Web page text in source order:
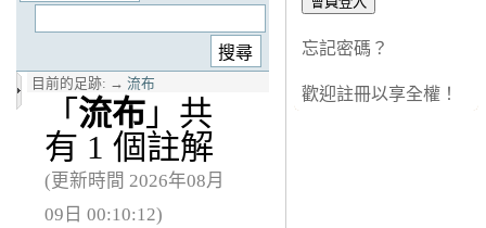
目前的足跡: → 流布
「 流布 」共
有 1 個註解
(更新時間 2026年08月
09日 00:10:12)
忘記密碼？
歡迎註冊以享全權！